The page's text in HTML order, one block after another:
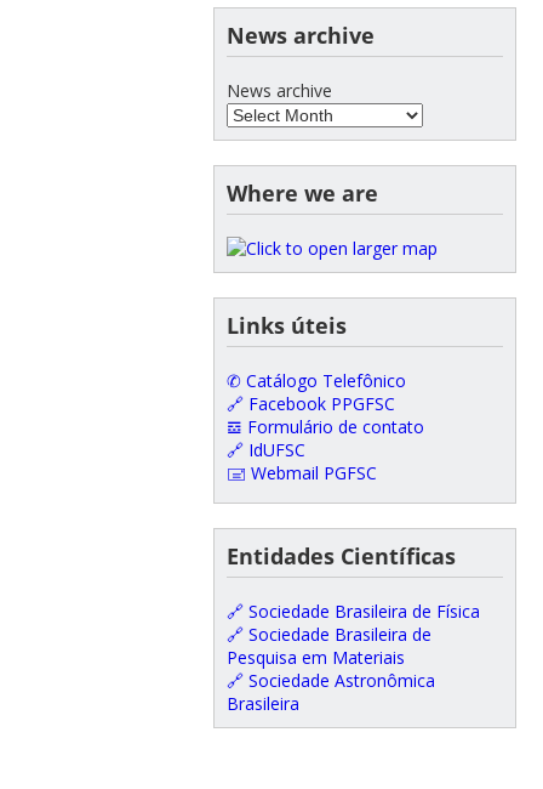
News archive
News archive
Where we are
Links úteis
✆ Catálogo Telefônico
🔗 Facebook PPGFSC
𝌕 Formulário de contato
🔗 IdUFSC
🖃 Webmail PGFSC
Entidades Científicas
🔗 Sociedade Brasileira de Física
🔗 Sociedade Brasileira de
Pesquisa em Materiais
🔗 Sociedade Astronômica
Brasileira